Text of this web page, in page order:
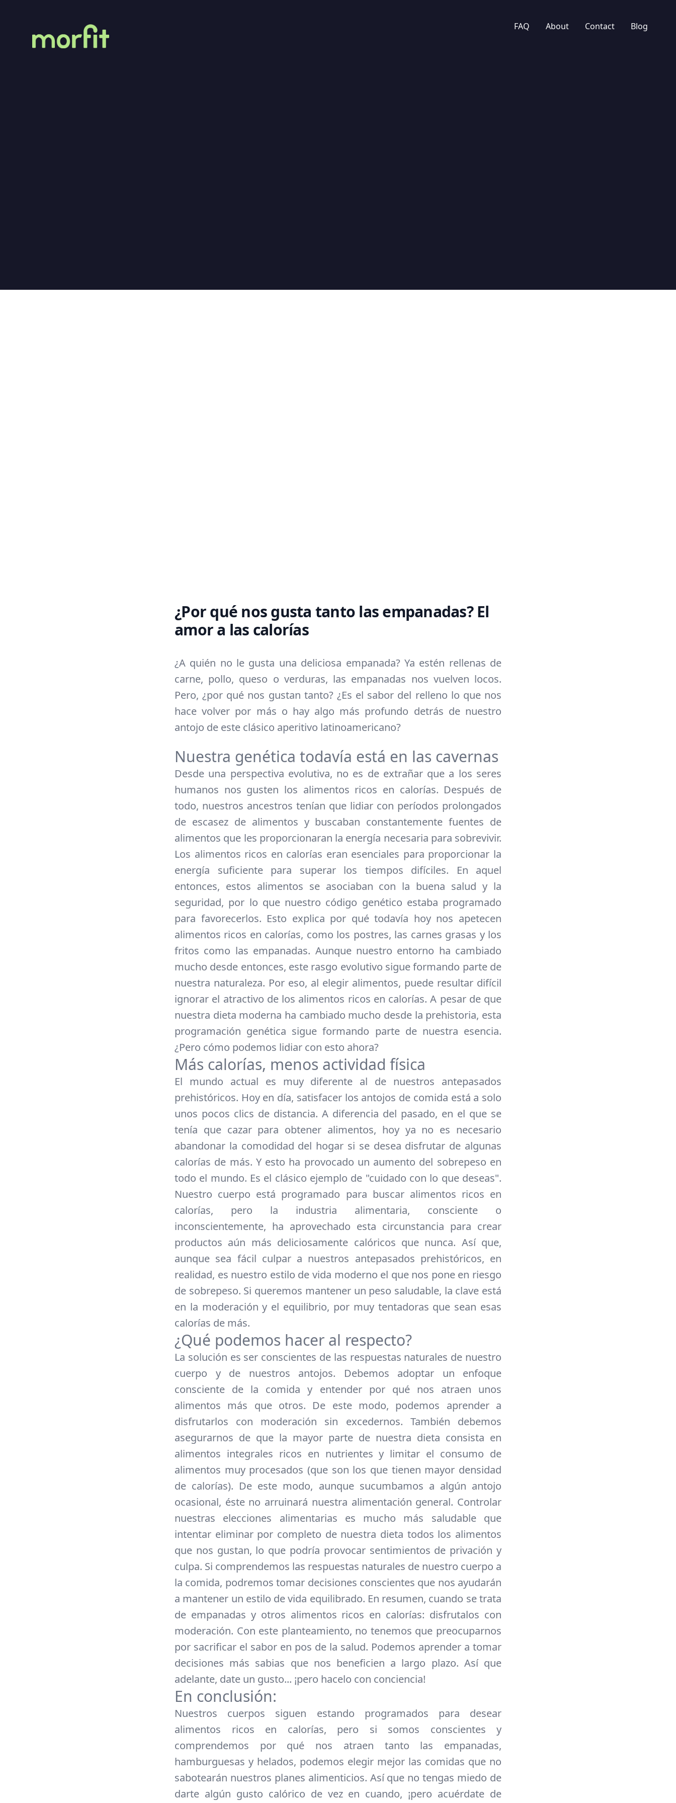
FAQ
About Contact Blog
¿Por qué nos gusta tanto las empanadas? El
amor a las calorías
¿A quién no le gusta una deliciosa empanada? Ya estén rellenas de
carne, pollo, queso o verduras, las empanadas nos vuelven locos.
Pero, ¿por qué nos gustan tanto? ¿Es el sabor del relleno lo que nos
hace volver por más o hay algo más profundo detrás de nuestro
antojo de este clásico aperitivo latinoamericano?
Nuestra genética todavía está en las cavernas
Desde una perspectiva evolutiva, no es de extrañar que a los seres
humanos nos gusten los alimentos ricos en calorías. Después de
todo, nuestros ancestros tenían que lidiar con períodos prolongados
de escasez de alimentos y buscaban constantemente fuentes de
alimentos que les proporcionaran la energía necesaria para sobrevivir.
Los alimentos ricos en calorías eran esenciales para proporcionar la
energía suficiente para superar los tiempos difíciles. En aquel
entonces, estos alimentos se asociaban con la buena salud y la
seguridad, por lo que nuestro código genético estaba programado
para favorecerlos. Esto explica por qué todavía hoy nos apetecen
alimentos ricos en calorías, como los postres, las carnes grasas y los
fritos como las empanadas. Aunque nuestro entorno ha cambiado
mucho desde entonces, este rasgo evolutivo sigue formando parte de
nuestra naturaleza. Por eso, al elegir alimentos, puede resultar difícil
ignorar el atractivo de los alimentos ricos en calorías. A pesar de que
nuestra dieta moderna ha cambiado mucho desde la prehistoria, esta
programación genética sigue formando parte de nuestra esencia.
¿Pero cómo podemos lidiar con esto ahora?
Más calorías, menos actividad física
El mundo actual es muy diferente al de nuestros antepasados
prehistóricos. Hoy en día, satisfacer los antojos de comida está a solo
unos pocos clics de distancia. A diferencia del pasado, en el que se
tenía que cazar para obtener alimentos, hoy ya no es necesario
abandonar la comodidad del hogar si se desea disfrutar de algunas
calorías de más. Y esto ha provocado un aumento del sobrepeso en
todo el mundo. Es el clásico ejemplo de "cuidado con lo que deseas".
Nuestro cuerpo está programado para buscar alimentos ricos en
calorías, pero la industria alimentaria, consciente o
inconscientemente, ha aprovechado esta circunstancia para crear
productos aún más deliciosamente calóricos que nunca. Así que,
aunque sea fácil culpar a nuestros antepasados prehistóricos, en
realidad, es nuestro estilo de vida moderno el que nos pone en riesgo
de sobrepeso. Si queremos mantener un peso saludable, la clave está
en la moderación y el equilibrio, por muy tentadoras que sean esas
calorías de más.
¿Qué podemos hacer al respecto?
La solución es ser conscientes de las respuestas naturales de nuestro
cuerpo y de nuestros antojos. Debemos adoptar un enfoque
consciente de la comida y entender por qué nos atraen unos
alimentos más que otros. De este modo, podemos aprender a
disfrutarlos con moderación sin excedernos. También debemos
asegurarnos de que la mayor parte de nuestra dieta consista en
alimentos integrales ricos en nutrientes y limitar el consumo de
alimentos muy procesados (que son los que tienen mayor densidad
de calorías). De este modo, aunque sucumbamos a algún antojo
ocasional, éste no arruinará nuestra alimentación general. Controlar
nuestras elecciones alimentarias es mucho más saludable que
intentar eliminar por completo de nuestra dieta todos los alimentos
que nos gustan, lo que podría provocar sentimientos de privación y
culpa. Si comprendemos las respuestas naturales de nuestro cuerpo a
la comida, podremos tomar decisiones conscientes que nos ayudarán
a mantener un estilo de vida equilibrado. En resumen, cuando se trata
de empanadas y otros alimentos ricos en calorías: disfrutalos con
moderación. Con este planteamiento, no tenemos que preocuparnos
por sacrificar el sabor en pos de la salud. Podemos aprender a tomar
decisiones más sabias que nos beneficien a largo plazo. Así que
adelante, date un gusto... ¡pero hacelo con conciencia!
En conclusión:
Nuestros cuerpos siguen estando programados para desear
alimentos ricos en calorías, pero si somos conscientes y
comprendemos por qué nos atraen tanto las empanadas,
hamburguesas y helados, podemos elegir mejor las comidas que no
sabotearán nuestros planes alimenticios. Así que no tengas miedo de
darte algún gusto calórico de vez en cuando, ¡pero acuérdate de